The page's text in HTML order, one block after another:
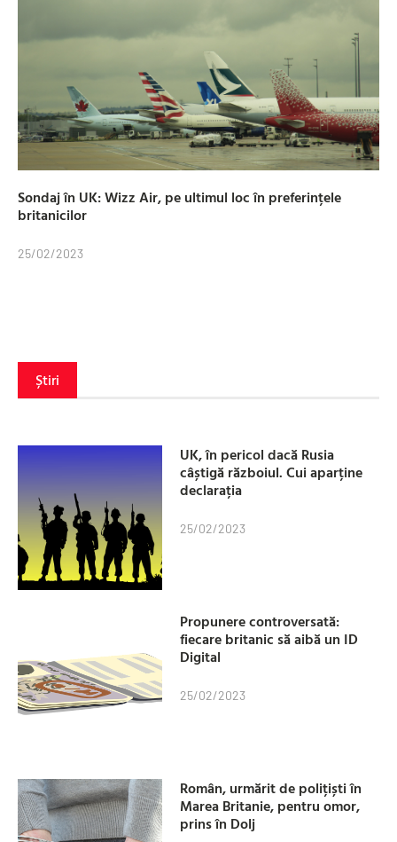
Sondaj în UK: Wizz Air, pe ultimul loc în preferințele
britanicilor
25/02/2023
Știri
UK, în pericol dacă Rusia
câștigă războiul. Cui aparține
declarația
25/02/2023
Propunere controversată:
fiecare britanic să aibă un ID
Digital
25/02/2023
Român, urmărit de polițiști în
Marea Britanie, pentru omor,
prins în Dolj